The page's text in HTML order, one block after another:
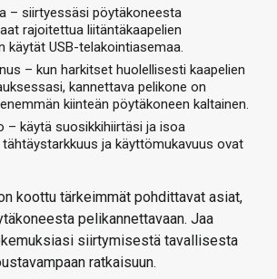
– siirtyessäsi pöytäkoneesta
rajoitettua liitäntäkaapelien
käytät USB-telakointiasemaa.
– kun harkitset huolellisesti kaapelien
kannettava pelikone on
kiinteän pöytäkoneen kaltainen.
– käytä suosikkihiirtäsi ja isoa
ja käyttömukavuus ovat
koottu tärkeimmät pohdittavat asiat,
pelikannettavaan. Jaa
siirtymisestä tavallisesta
ratkaisuun.